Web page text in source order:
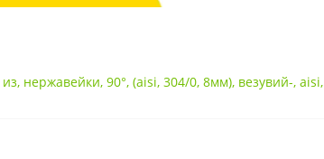
из, нержавейки, 90°, (aisi, 304/0, 8мм), везувий-, aisi,